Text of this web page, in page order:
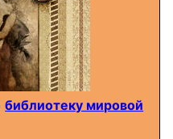
библиотеку мировой